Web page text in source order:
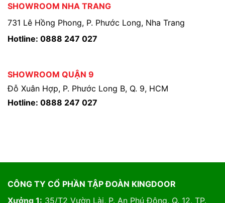
SHOWROOM NHA TRANG
731 Lê Hồng Phong, P. Phước Long, Nha Trang
Hotline: 0888 247 027
SHOWROOM QUẬN 9
Đỗ Xuân Hợp, P. Phước Long B, Q. 9, HCM
Hotline: 0888 247 027
CÔNG TY CỔ PHẦN TẬP ĐOÀN KINGDOOR
Xưởng 1: 35/T2 Vườn Lài, P. An Phú Đông, Q. 12, TP.